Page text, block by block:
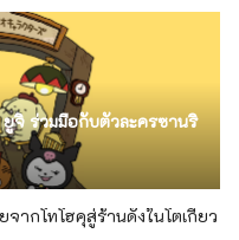
จิ ร่วมมือกับตัวละครซานริ
จากโทโฮคุสู่ร้านดังในโตเกียว